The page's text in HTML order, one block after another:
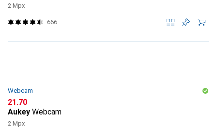
2 Mpx
666
Webcam
CHF
21.70
Aukey Webcam
2 Mpx